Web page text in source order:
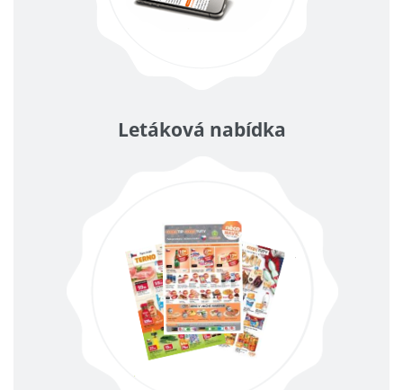
Letáková nabídka